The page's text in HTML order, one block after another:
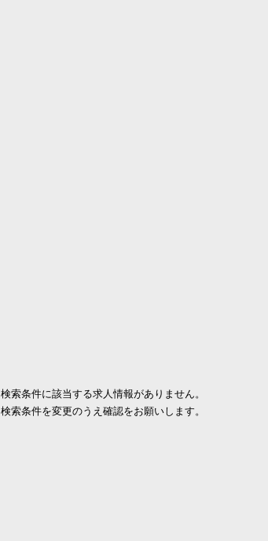
検索条件に該当する求人情報がありません。
検索条件を変更のうえ確認をお願いします。